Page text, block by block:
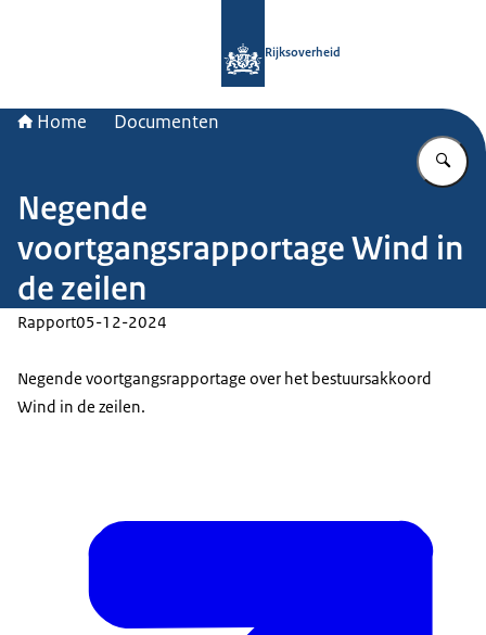
Rijksoverheid
Home Documenten
Negende
voortgangsrapportage Wind in
de zeilen
Rapport05-12-2024
Negende voortgangsrapportage over het bestuursakkoord
Wind in de zeilen.